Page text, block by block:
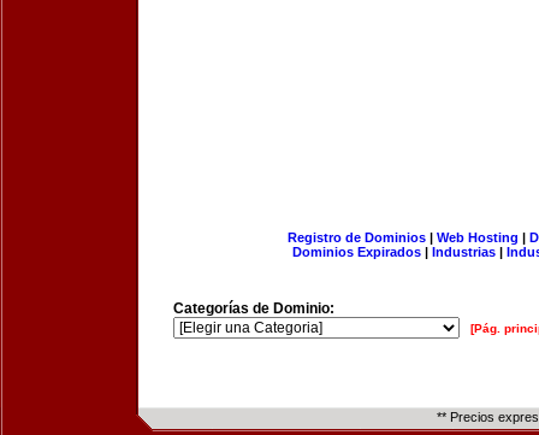
Registro de Dominios| Web Hosting |
Dominios Expirados | Industrias |
Categorías de Dominio:
[Pág.
** Precios